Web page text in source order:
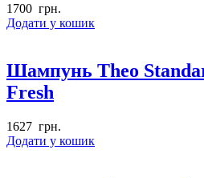
1700 грн.
Додати у кошик
Шампунь Theo
Fresh
1627 грн.
Додати у кошик